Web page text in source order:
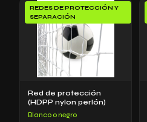
REDES DE PROTECCIÓN Y
SEPARACIÓN
Red de protección
(HDPP nylon perlón)
Blanco o negro